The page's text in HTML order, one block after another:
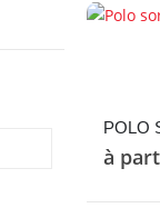
plusieurs
options
POLO
à